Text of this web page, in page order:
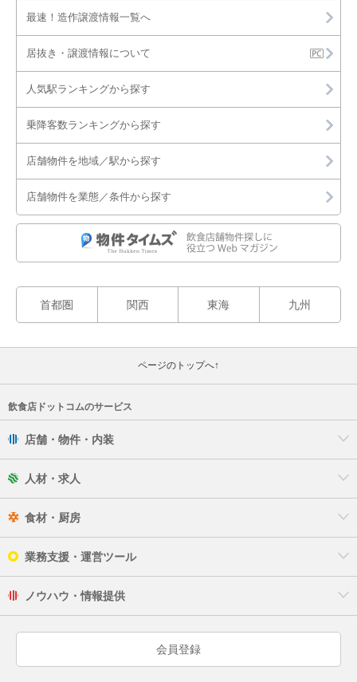
最速！造作譲渡情報一覧へ
居抜き・譲渡情報について
人気駅ランキングから探す
乗降客数ランキングから探す
店舗物件を地域／駅から探す
店舗物件を業態／条件から探す
首都圏 関西 東海 九州
ページのトップへ↑
飲食店ドットコムのサービス
店舗・物件・内装
人材・求人
食材・厨房
業務支援・運営ツール
ノウハウ・情報提供
会員登録